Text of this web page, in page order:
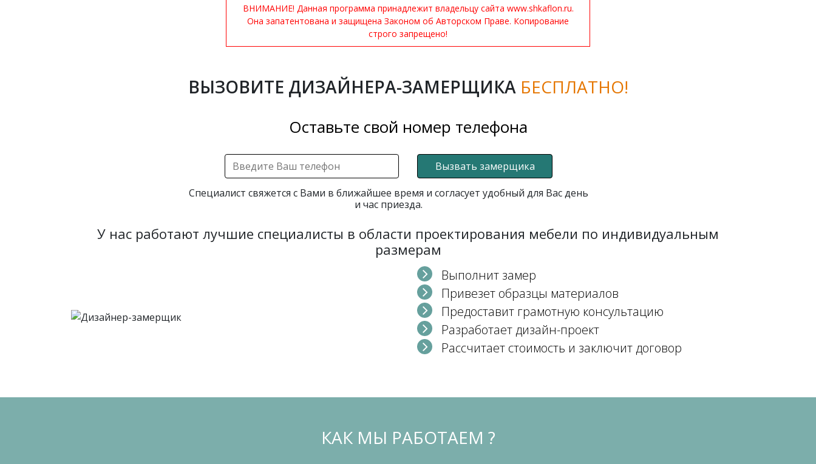
ВНИМАНИЕ! Данная программа принадлежит владельцу сайта www.shkaflon.ru.
Она запатентована и защищена Законом об Авторском Праве. Копирование
строго запрещено!
ВЫЗОВИТЕ ДИЗАЙНЕРА-ЗАМЕРЩИКА БЕСПЛАТНО!
Оставьте свой номер телефона
Вызвать замерщика
Специалист свяжется с Вами в ближайшее время и согласует удобный для Вас день
и час приезда.
У нас работают лучшие специалисты в области проектирования мебели по индивидуальным
размерам
Выполнит замер
Привезет образцы материалов
Предоставит грамотную консультацию
Разработает дизайн-проект
Рассчитает стоимость и заключит договор
КАК МЫ РАБОТАЕМ ?